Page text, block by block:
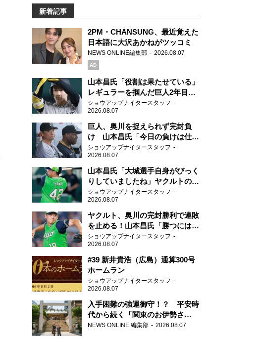
新着記事
2PM・CHANSUNG、最近覚えた
日本語に大沢あかねがツッコミ
NEWS ONLINE編集部 2026.08.07
AD
山本昌氏「役割は果たせている」
レギュラーを掴んだ巨人2年目の
新人王候補
ショウアップナイタースタッフ
2026.08.07
巨人、奥川を捉えられず完封負
け 山本昌氏「今日の負けは仕方
がない」
ショウアップナイタースタッフ
2026.08.07
山本昌氏「大城選手自身がびっく
りしていましたね」ヤクルトのフ
ァースト・澤井の判断を評価
ショウアップナイタースタッフ
2026.08.07
ヤクルト、奥川の完封勝利で連敗
を止める！山本昌氏「勝つにはこ
ういう形しかない」
ショウアップナイタースタッフ
2026.08.07
#39 新井貴浩（広島）通算300号
ホームラン
ショウアップナイタースタッフ
2026.08.07
入手困難の強運御守！？ 平安時
代から続く「関東のお伊勢さ
ま」、芝大神宮にてランパンプス
NEWS ONLINE 編集部 2026.08.07